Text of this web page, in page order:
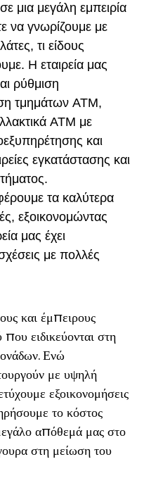
μια μεγάλη εμπειρία
να γνωρίζουμε με
τι είδους
Η εταιρεία μας
ρύθμιση
τμημάτων ATM,
ATM με
και
εγκατάστασης και
τα καλύτερα
εξοικονομώντας
μας έχει
με πολλές
και έμπειρους
ειδικεύονται στη
Ενώ
με υψηλή
εξοικονομήσεις
το κόστος
απόθεμά μας στο
στη μείωση του